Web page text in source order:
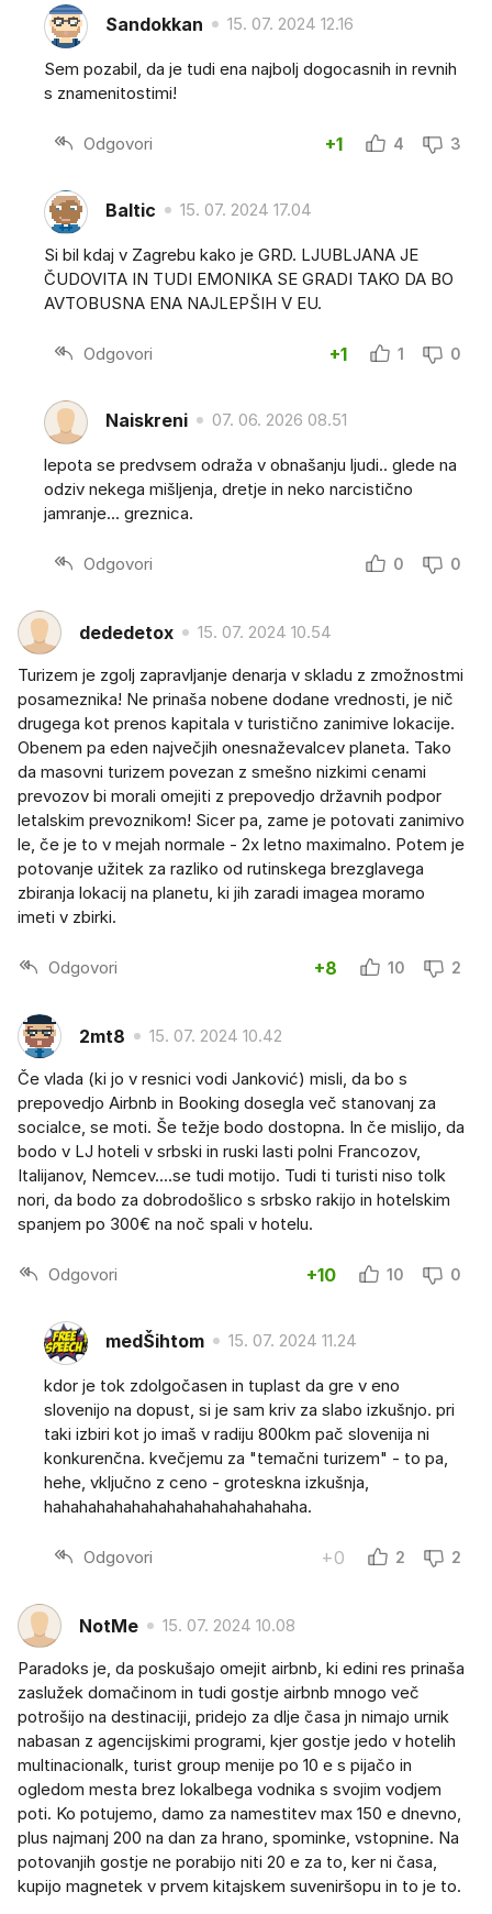
Sandokkan 15. 07. 2024 12.16
Sem pozabil, da je tudi ena najbolj dogocasnih in revnih
s znamenitostimi!
Odgovori +1 4 3
Baltic 15. 07. 2024 17.04
Si bil kdaj v Zagrebu kako je GRD. LJUBLJANA JE
ČUDOVITA IN TUDI EMONIKA SE GRADI TAKO DA BO
AVTOBUSNA ENA NAJLEPŠIH V EU.
Odgovori +1 1 0
Naiskreni 07. 06. 2026 08.51
lepota se predvsem odraža v obnašanju ljudi.. glede na
odziv nekega mišljenja, dretje in neko narcistično
jamranje... greznica.
Odgovori 0 0
dededetox 15. 07. 2024 10.54
Turizem je zgolj zapravljanje denarja v skladu z zmožnostmi
posameznika! Ne prinaša nobene dodane vrednosti, je nič
drugega kot prenos kapitala v turistično zanimive lokacije.
Obenem pa eden največjih onesnaževalcev planeta. Tako
da masovni turizem povezan z smešno nizkimi cenami
prevozov bi morali omejiti z prepovedjo državnih podpor
letalskim prevoznikom! Sicer pa, zame je potovati zanimivo
le, če je to v mejah normale - 2x letno maximalno. Potem je
potovanje užitek za razliko od rutinskega brezglavega
zbiranja lokacij na planetu, ki jih zaradi imagea moramo
imeti v zbirki.
Odgovori +8 10 2
2mt8 15. 07. 2024 10.42
Če vlada (ki jo v resnici vodi Janković) misli, da bo s
prepovedjo Airbnb in Booking dosegla več stanovanj za
socialce, se moti. Še težje bodo dostopna. In če mislijo, da
bodo v LJ hoteli v srbski in ruski lasti polni Francozov,
Italijanov, Nemcev....se tudi motijo. Tudi ti turisti niso tolk
nori, da bodo za dobrodošlico s srbsko rakijo in hotelskim
spanjem po 300€ na noč spali v hotelu.
Odgovori +10 10 0
medŠihtom 15. 07. 2024 11.24
kdor je tok zdolgočasen in tuplast da gre v eno
slovenijo na dopust, si je sam kriv za slabo izkušnjo. pri
taki izbiri kot jo imaš v radiju 800km pač slovenija ni
konkurenčna. kvečjemu za "temačni turizem" - to pa,
hehe, vključno z ceno - groteskna izkušnja,
hahahahahahahahahahahahahahaha.
Odgovori +0 2 2
NotMe 15. 07. 2024 10.08
Paradoks je, da poskušajo omejit airbnb, ki edini res prinaša
zaslužek domačinom in tudi gostje airbnb mnogo več
potrošijo na destinaciji, pridejo za dlje časa jn nimajo urnik
nabasan z agencijskimi programi, kjer gostje jedo v hotelih
multinacionalk, turist group menije po 10 e s pijačo in
ogledom mesta brez lokalbega vodnika s svojim vodjem
poti. Ko potujemo, damo za namestitev max 150 e dnevno,
plus najmanj 200 na dan za hrano, spominke, vstopnine. Na
potovanjih gostje ne porabijo niti 20 e za to, ker ni časa,
kupijo magnetek v prvem kitajskem suveniršopu in to je to.